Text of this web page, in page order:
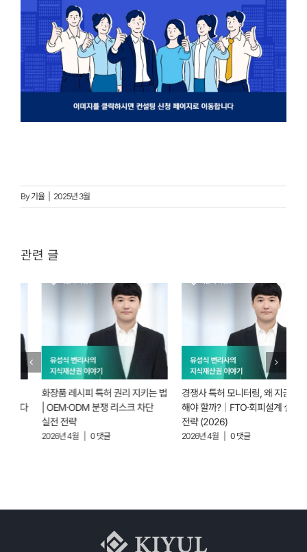
By기율 2025년 3월
관련 글
화장품 레시피 특허 권리 지키는 법
| OEM·ODM 분쟁 리스크 차단
실전 전략
2026년 4월 | 0 댓글
경쟁사 특허 모니터링, 왜 지금부터
해야 할까?｜FTO·회피설계 실무
전략 (2026)
2026년 4월 | 0 댓글